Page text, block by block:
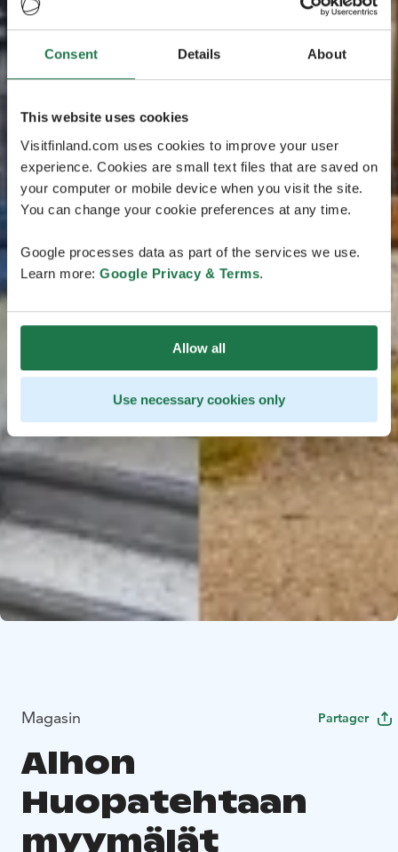
Consent Details About
This website uses cookies
Visitfinland.com uses cookies to improve your user
experience. Cookies are small text files that are saved on
your computer or mobile device when you visit the site.
You can change your cookie preferences at any time.
Google processes data as part of the services we use.
Learn more: Google Privacy & Terms.
Allow all
Use necessary cookies only
Magasin Partager
Alhon
Huopatehtaan
myymälät